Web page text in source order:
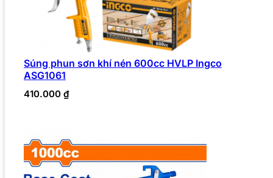
Súng phun sơn khí nén 600cc HVLP Ingco
ASG1061
410.000 ₫